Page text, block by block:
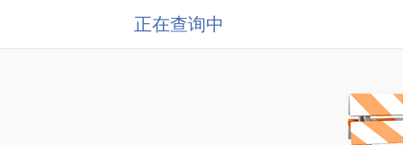
正在查询中